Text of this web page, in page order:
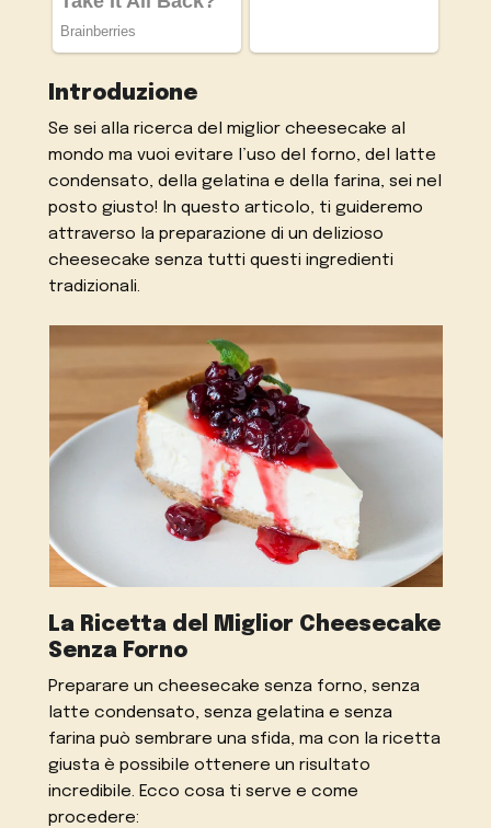
Introduzione
Se sei alla ricerca del miglior cheesecake al
mondo ma vuoi evitare l’uso del forno, del latte
condensato, della gelatina e della farina, sei nel
posto giusto! In questo articolo, ti guideremo
attraverso la preparazione di un delizioso
cheesecake senza tutti questi ingredienti
tradizionali.
La Ricetta del Miglior Cheesecake
Senza Forno
Preparare un cheesecake senza forno, senza
latte condensato, senza gelatina e senza
farina può sembrare una sfida, ma con la ricetta
giusta è possibile ottenere un risultato
incredibile. Ecco cosa ti serve e come
procedere: